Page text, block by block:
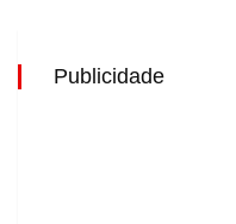
Publicidade